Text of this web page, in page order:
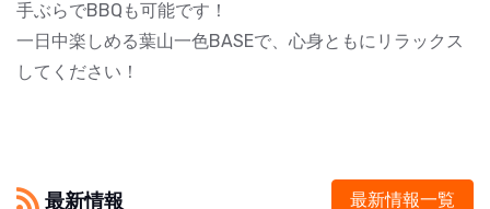
手ぶらでBBQも可能です！
一日中楽しめる葉山一色BASEで、心身ともにリラックス
してください！
最新情報 最新情報一覧